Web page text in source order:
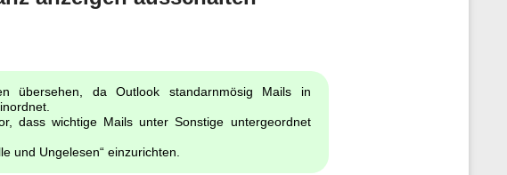
r
übersehen, da Outlook standarnmösig Mails in
dass wichtige Mails unter Sonstige untergeordnet
und Ungelesen“ einzurichten.